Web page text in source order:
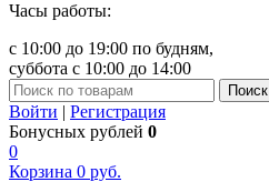
Часы работы:
с 10:00 до 19:00 по будням,
суббота с 10:00 до 14:00
Поиск
Войти | Регистрация
Бонусных рублей 0
0
Корзина 0 руб.